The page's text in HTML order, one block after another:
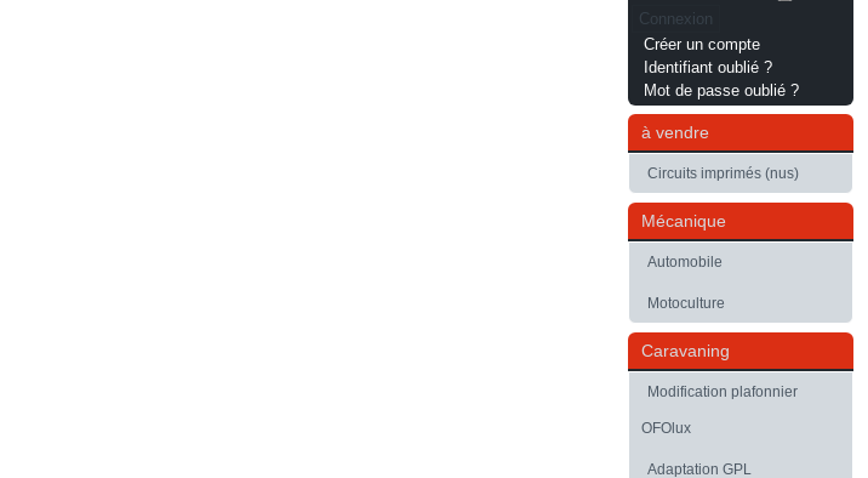
Connexion
Créer un compte
Identifiant oublié ?
Mot de passe oublié ?
à vendre
Circuits imprimés (nus)
Mécanique
Automobile
Motoculture
Caravaning
Modification plafonnier
OFOlux
Adaptation GPL